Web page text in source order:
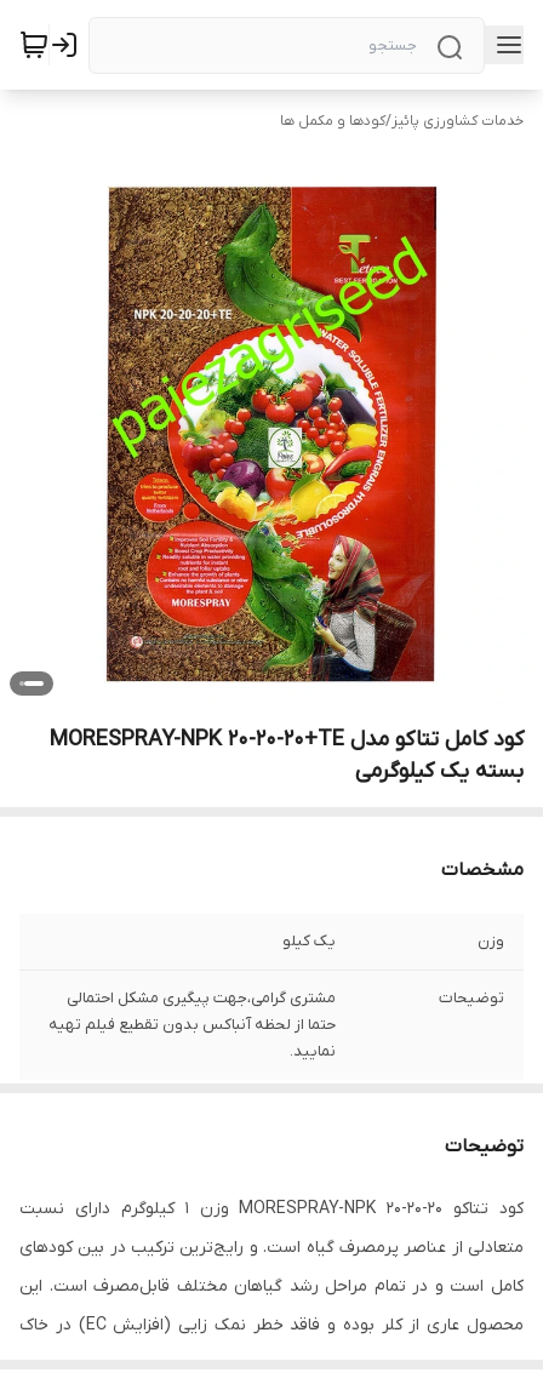
خدمات کشاورزی پائیز/کودها و مکمل ها
کود کامل تتاکو مدل MORESPRAY-NPK 20-20-20+TE
بسته یک کیلوگرمی
مشخصات
وزن یک کیلو
توضیحات
مشتری گرامی،جهت پیگیری مشکل احتمالی
حتما از لحظه آنباکس بدون تقطیع فیلم تهیه
نمایید.
توضیحات
کود تتاکو MORESPRAY-NPK 20-20-20 وزن 1 کیلوگرم دارای نسبت
متعادلی از عناصر پرمصرف گیاه است. و رایج‌ترین ترکیب در بین کودهای
کامل است و در تمام مراحل رشد گیاهان مختلف قابل‌مصرف است. این
محصول عاری از کلر بوده و فاقد خطر نمک زایی (افزایش EC) در خاک